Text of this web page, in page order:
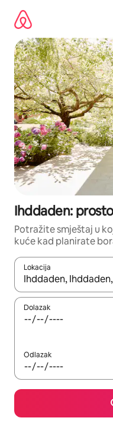
sadržaj
Ihddaden:
Potražite smještaj u
kuće kad planirate
Lokacija
Kada budu dostupni
Dolazak
Odlazak